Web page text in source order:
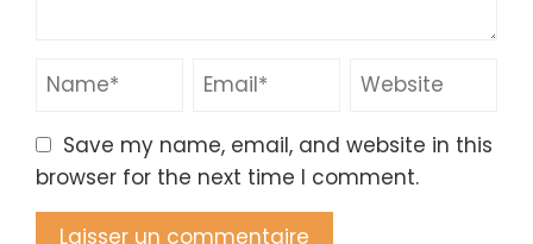
Save my name, email, and website in this
browser for the next time I comment.